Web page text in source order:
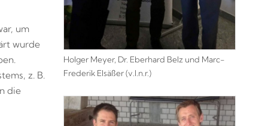
um
wurde
z. B.
die
Holger Meyer, Dr. Eberhard Belz und Marc-
Frederik Elsäßer (v.l.n.r.)